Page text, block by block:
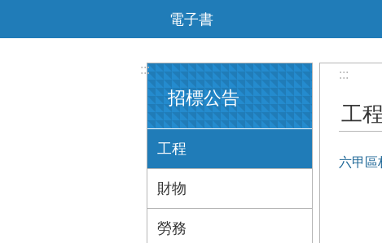
電子書
:::
招標公告
工程
財物
勞務
:::
工程
六甲區